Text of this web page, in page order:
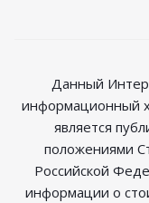
Данный
информационный
является
положениями
Российской
информации о